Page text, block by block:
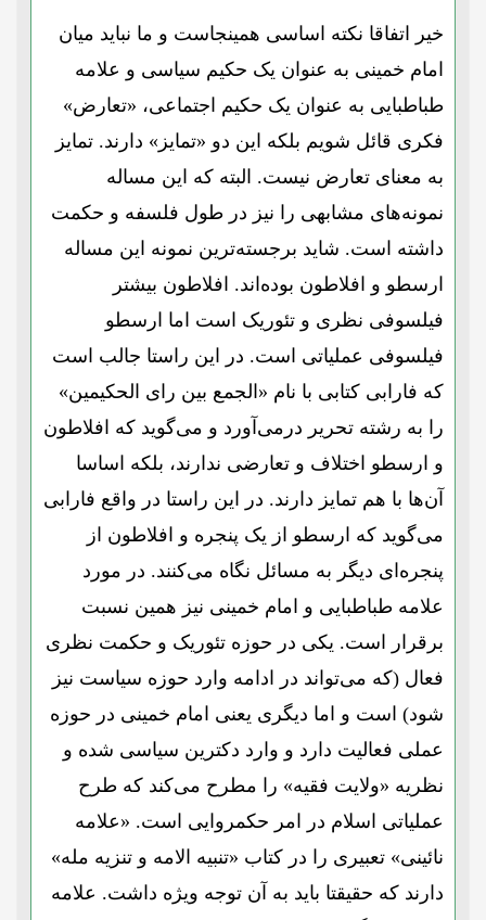
خیر اتفاقا نکته اساسی همینجاست و ما نباید میان
امام خمینی به عنوان یک حکیم سیاسی و علامه
طباطبایی به عنوان یک حکیم اجتماعی، «تعارض»
فکری قائل شویم بلکه این دو «تمایز» دارند. تمایز
به معنای تعارض نیست. البته که این مساله
نمونه‌های مشابهی را نیز در طول فلسفه و حکمت
داشته است. شاید برجسته‌ترین نمونه این مساله
ارسطو و افلاطون بوده‌اند. افلاطون بیشتر
فیلسوفی نظری و تئوریک است اما ارسطو
فیلسوفی عملیاتی است. در این راستا جالب است
که فارابی کتابی با نام «الجمع بین رای الحکیمین»
را به رشته تحریر درمی‌آورد و می‌گوید که افلاطون
و ارسطو اختلاف و تعارضی ندارند، بلکه اساسا
آن‌ها با هم تمایز دارند. در این راستا در واقع فارابی
می‌گوید که ارسطو از یک پنجره و افلاطون از
پنجره‌ای دیگر به مسائل نگاه می‌کنند. در مورد
علامه طباطبایی و امام خمینی نیز همین نسبت
برقرار است. یکی در حوزه تئوریک و حکمت نظری
فعال (که می‌تواند در ادامه وارد حوزه سیاست نیز
شود) است و اما دیگری یعنی امام خمینی در حوزه
عملی فعالیت دارد و وارد دکترین سیاسی شده و
نظریه «ولایت فقیه» را مطرح می‌کند که طرح
عملیاتی اسلام در امر حکمروایی است. «علامه
نائینی» تعبیری را در کتاب «تنبیه الامه و تنزیه مله»
دارند که حقیقتا باید به آن توجه ویژه داشت. علامه